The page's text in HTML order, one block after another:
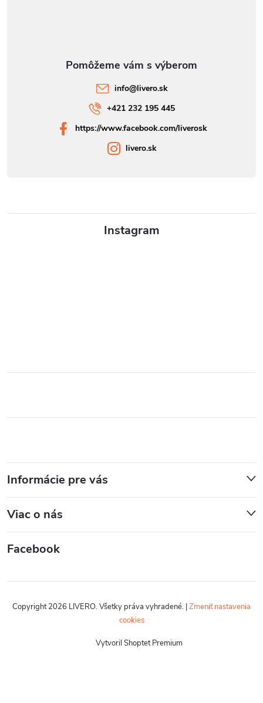
Instagram
Informácie pre vás
Viac o nás
Facebook
info@livero.sk
+421 232 195 445
https://www.facebook.com/liverosk
livero.sk
Vytvoril Shoptet Premium
Copyright 2026 LIVERO. Všetky práva vyhradené. Zmeniť nastavenia
cookies